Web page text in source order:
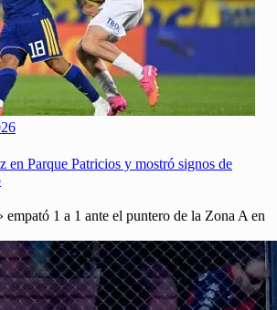
en Parque Patricios y mostró signos de
1 a 1 ante el puntero de la Zona A en